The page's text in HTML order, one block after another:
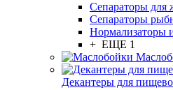
Сепараторы
Сепараторы
Нормализаторы
+ ЕЩЕ 1
Декантеры для